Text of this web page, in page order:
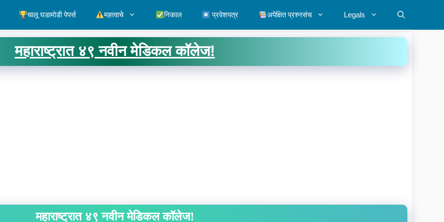
चालू घडामोडी पेपर्स महत्वाचे निकाल प्रवेशपत्र अपेक्षित प्रश्नसंच Legals
महाराष्ट्रात ४९ नवीन मेडिकल कॉलेज!
महाराष्ट्रात ४९ नवीन मेडिकल कॉलेज!